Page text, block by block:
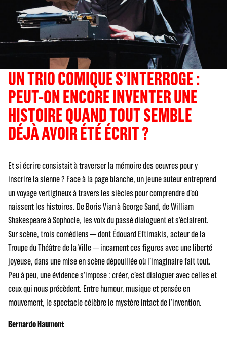
UN TRIO COMIQUE S’INTERROGE :
PEUT-ON ENCORE INVENTER UNE
HISTOIRE QUAND TOUT SEMBLE
DÉJÀ AVOIR ÉTÉ ÉCRIT ?
Et si écrire consistait à traverser la mémoire des oeuvres pour y
inscrire la sienne ? Face à la page blanche, un jeune auteur entreprend
un voyage vertigineux à travers les siècles pour comprendre d’où
naissent les histoires. De Boris Vian à George Sand, de William
Shakespeare à Sophocle, les voix du passé dialoguent et s’éclairent.
Sur scène, trois comédiens — dont Édouard Eftimakis, acteur de la
Troupe du Théâtre de la Ville — incarnent ces figures avec une liberté
joyeuse, dans une mise en scène dépouillée où l’imaginaire fait tout.
Peu à peu, une évidence s’impose : créer, c’est dialoguer avec celles et
ceux qui nous précèdent. Entre humour, musique et pensée en
mouvement, le spectacle célèbre le mystère intact de l’invention.
Bernardo Haumont